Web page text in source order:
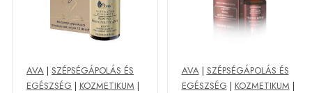
AVA | SZÉPSÉGÁPOLÁS ÉS
EGÉSZSÉG | KOZMETIKUM |
AVA| SZÉPSÉGÁPOLÁS ÉS
EGÉSZSÉG | KOZMETIKUM |